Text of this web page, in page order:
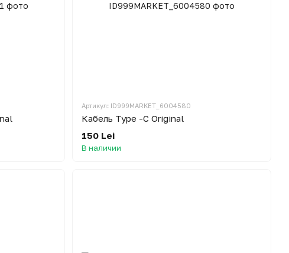
Артикул: ID999MARKET_6004580
Кабель Type -C Original
150 Lei
В наличии